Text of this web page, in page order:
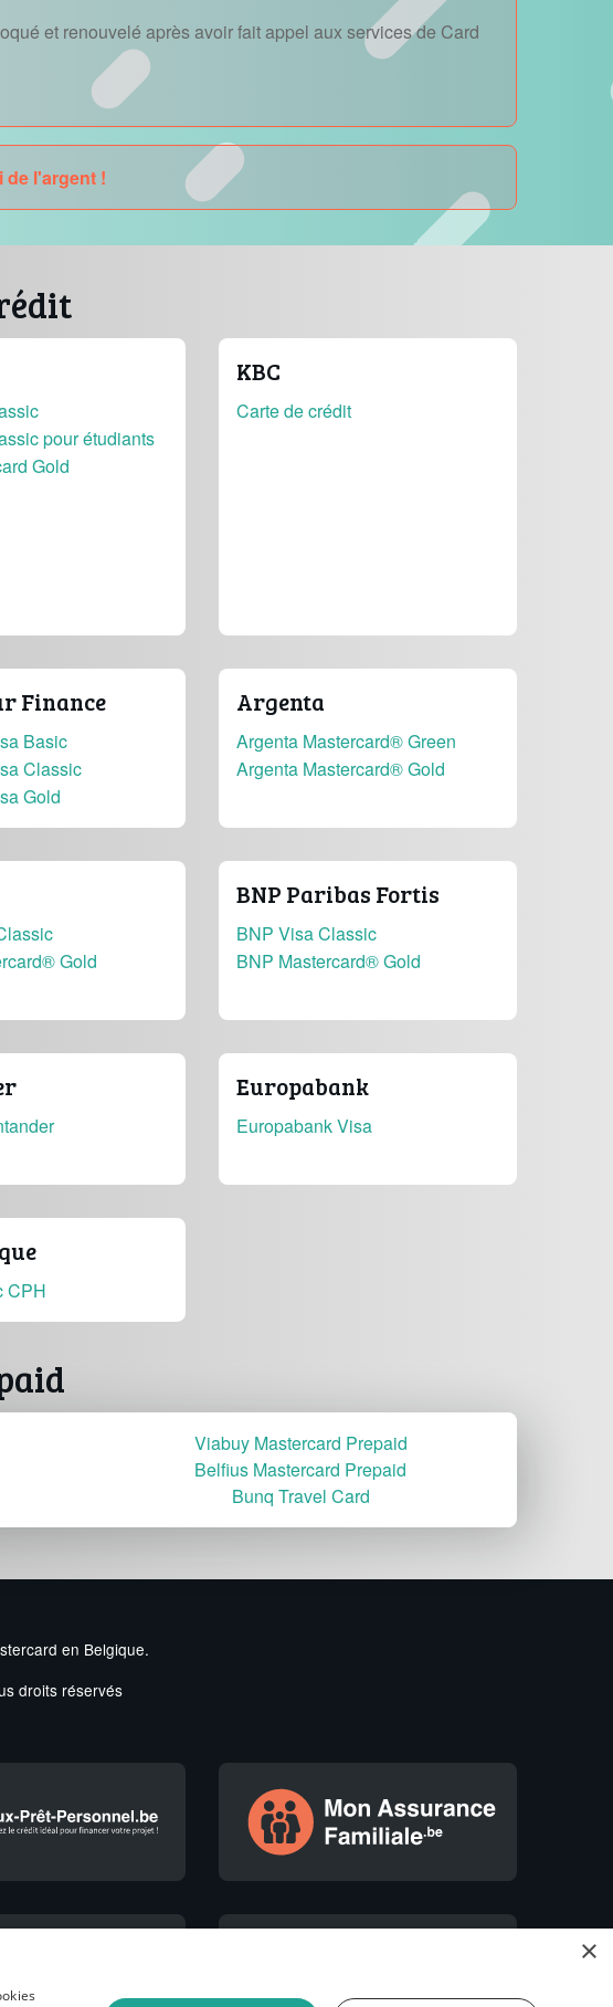
et renouvelé après avoir fait appel aux services de Card
de l'argent !
pour étudiants
Gold
KBC
Carte de crédit
Finance
Basic
Classic
Gold
Argenta
Argenta Mastercard® Green
Argenta Mastercard® Gold
Gold
BNP Paribas Fortis
BNP Visa Classic
BNP Mastercard® Gold
Europabank
Europabank Visa
CPH
Viabuy Mastercard Prepaid
Belfius Mastercard Prepaid
Bunq Travel Card
en Belgique.
droits réservés
×